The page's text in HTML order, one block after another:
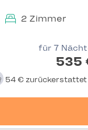
2 Zimmer
für 7
535
54 € zurückerstattet